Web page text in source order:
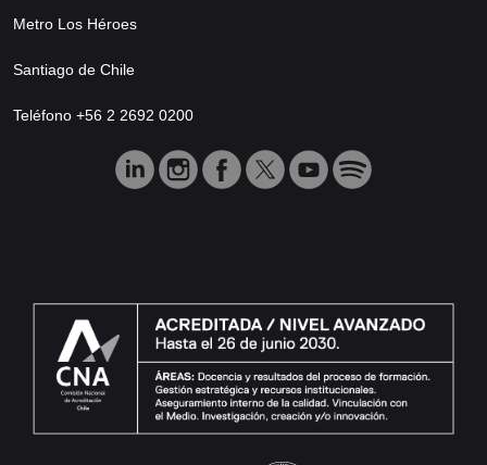
Metro Los Héroes
Santiago de Chile
Teléfono +56 2 2692 0200